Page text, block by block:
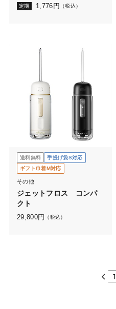
定期 1,776 円 （税込）
送料無料
手提げ袋S対応
ギフト巾着M対応
その他
ジェットフロス コンパ
クト
29,800円 （税込）
1